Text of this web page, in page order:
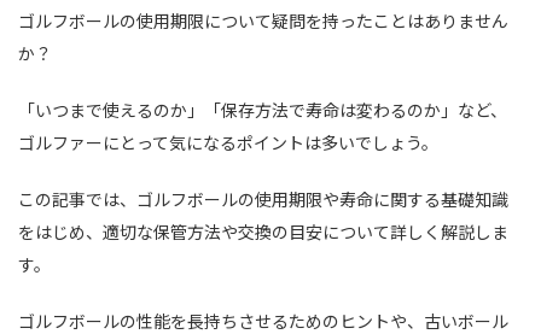
ゴルフボールの使用期限について疑問を持ったことはありません
か？
「いつまで使えるのか」「保存方法で寿命は変わるのか」など、
ゴルファーにとって気になるポイントは多いでしょう。
この記事では、ゴルフボールの使用期限や寿命に関する基礎知識
をはじめ、適切な保管方法や交換の目安について詳しく解説しま
す。
ゴルフボールの性能を長持ちさせるためのヒントや、古いボール